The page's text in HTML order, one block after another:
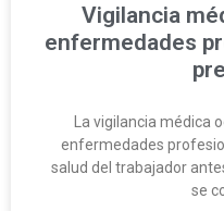
Vigilancia
enfermedades
La vigilancia médica
enfermedades
salud del trabajador
se